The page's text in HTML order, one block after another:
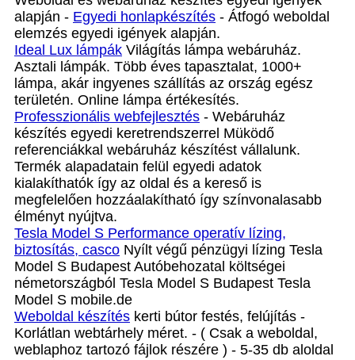
alapján - Egyedi honlapkészítés - Átfogó weboldal
elemzés egyedi igények alapján.
Ideal Lux lámpák Világítás lámpa webáruház.
Asztali lámpák. Több éves tapasztalat, 1000+
lámpa, akár ingyenes szállítás az ország egész
területén. Online lámpa értékesítés.
Professzionális webfejlesztés - Webáruház
készítés egyedi keretrendszerrel Müködő
referenciákkal webáruház készítést vállalunk.
Termék alapadatain felül egyedi adatok
kialakíthatók így az oldal és a kereső is
megfelelően hozzáalakítható így színvonalasabb
élményt nyújtva.
Tesla Model S Performance operatív lízing,
biztosítás, casco Nyílt végű pénzügyi lízing Tesla
Model S Budapest Autóbehozatal költségei
németországból Tesla Model S Budapest Tesla
Model S mobile.de
Weboldal készítés kerti bútor festés, felújítás -
Korlátlan webtárhely méret. - ( Csak a weboldal,
weblaphoz tartozó fájlok részére ) - 5-35 db aloldal